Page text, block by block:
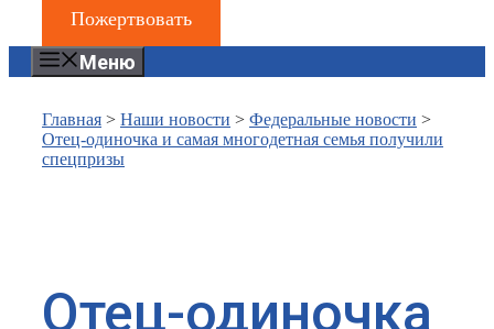
Пожертвовать
Меню
Главная > Наши новости > Федеральные новости >
Отец-одиночка и самая многодетная семья получили
спецпризы
Отец-одиночка